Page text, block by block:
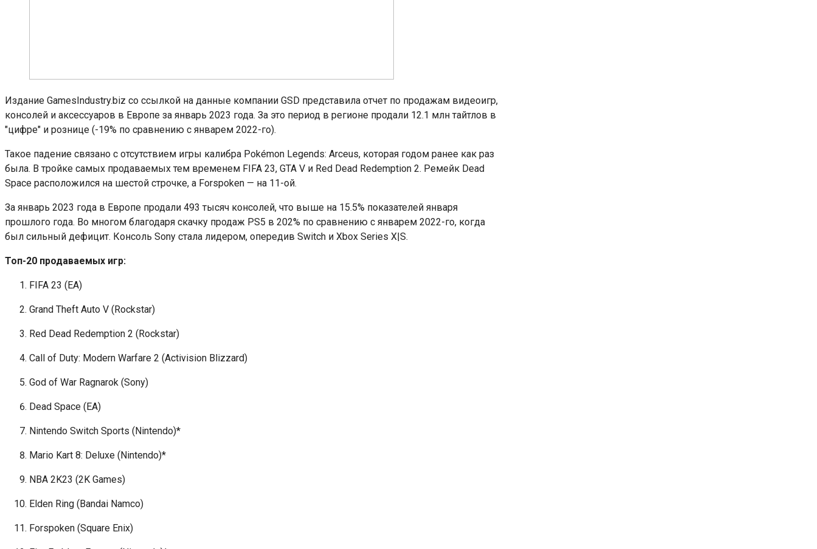
Издание GamesIndustry.biz со ссылкой на данные компании GSD представила отчет по продажам видеоигр,
консолей и аксессуаров в Европе за январь 2023 года. За это период в регионе продали 12.1 млн тайтлов в
"цифре" и рознице (-19% по сравнению с январем 2022-го).
Такое падение связано с отсутствием игры калибра Pokémon Legends: Arceus, которая годом ранее как раз
была. В тройке самых продаваемых тем временем FIFA 23, GTA V и Red Dead Redemption 2. Ремейк Dead
Space расположился на шестой строчке, а Forspoken — на 11-ой.
За январь 2023 года в Европе продали 493 тысяч консолей, что выше на 15.5% показателей января
прошлого года. Во многом благодаря скачку продаж PS5 в 202% по сравнению с январем 2022-го, когда
был сильный дефицит. Консоль Sony стала лидером, опередив Switch и Xbox Series X|S.
Топ-20 продаваемых игр:
FIFA 23 (EA)
Grand Theft Auto V (Rockstar)
Red Dead Redemption 2 (Rockstar)
Call of Duty: Modern Warfare 2 (Activision Blizzard)
God of War Ragnarok (Sony)
Dead Space (EA)
Nintendo Switch Sports (Nintendo)*
Mario Kart 8: Deluxe (Nintendo)*
NBA 2K23 (2K Games)
Elden Ring (Bandai Namco)
Forspoken (Square Enix)